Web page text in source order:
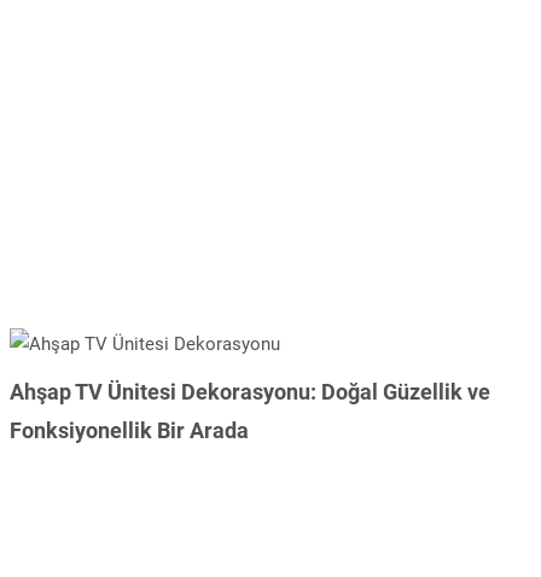
Ahşap TV Ünitesi Dekorasyonu: Doğal Güzellik ve
Fonksiyonellik Bir Arada